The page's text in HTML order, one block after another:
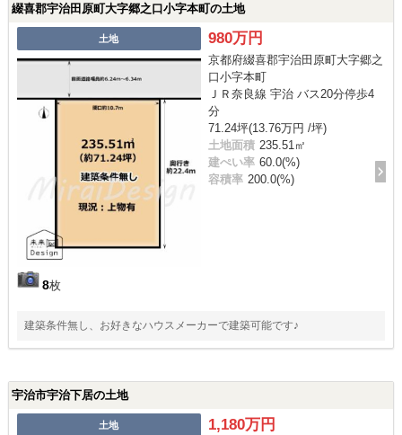
綴喜郡宇治田原町大字郷之口小字本町の土地
土地
8枚
980万円
京都府綴喜郡宇治田原町大字郷之
口小字本町
ＪＲ奈良線 宇治 バス20分停歩4
分
71.24坪(13.76万円 /坪)
土地面積 235.51㎡
建ぺい率 60.0(%)
容積率 200.0(%)
建築条件無し、お好きなハウスメーカーで建築可能です♪
宇治市宇治下居の土地
土地 1,180万円